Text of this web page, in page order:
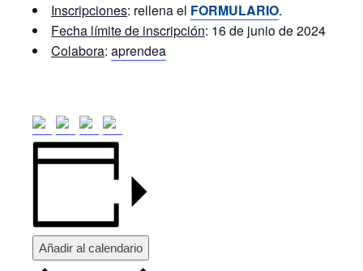
Inscripciones: rellena el FORMULARIO.
Fecha límite de inscripción: 16 de junio de 2024
Colabora: aprendea
Añadir al calendario